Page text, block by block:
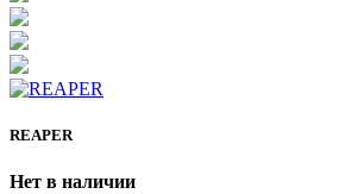
REAPER
Нет в наличии